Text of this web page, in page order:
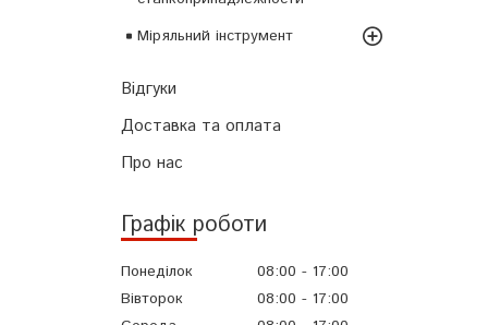
Міряльний інструмент
Відгуки
Доставка та оплата
Про нас
Графік роботи
Понеділок 08:00
17:00
Вівторок
08:00
17:00